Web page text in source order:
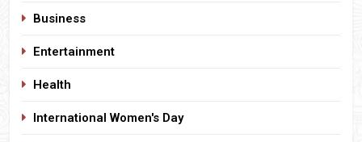
Business
Entertainment
Health
International Women's Day